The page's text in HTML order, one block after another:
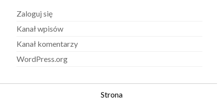
Zaloguj się
Kanał wpisów
Kanał komentarzy
WordPress.org
Strona